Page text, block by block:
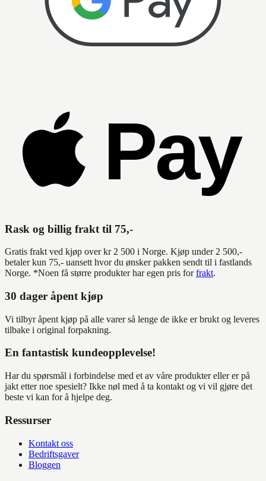
Rask og billig frakt til 75,-
Gratis frakt ved kjøp over kr 2 500 i Norge. Kjøp under 2 500,-
betaler kun 75,- uansett hvor du ønsker pakken sendt til i fastlands
Norge. *Noen få større produkter har egen pris for frakt.
30 dager åpent kjøp
Vi tilbyr åpent kjøp på alle varer så lenge de ikke er brukt og leveres
tilbake i original forpakning.
En fantastisk kundeopplevelse!
Har du spørsmål i forbindelse med et av våre produkter eller er på
jakt etter noe spesielt? Ikke nøl med å ta kontakt og vi vil gjøre det
beste vi kan for å hjelpe deg.
Ressurser
Kontakt oss
Bedriftsgaver
Bloggen